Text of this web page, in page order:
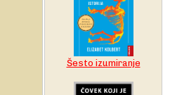
Šesto izumiranje